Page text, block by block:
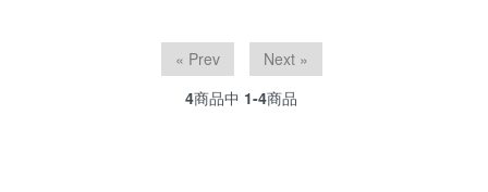
« Prev
Next »
4商品中 1-4商品